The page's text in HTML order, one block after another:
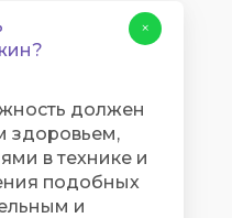
должен
здоровьем,
в технике и
подобных
и
+